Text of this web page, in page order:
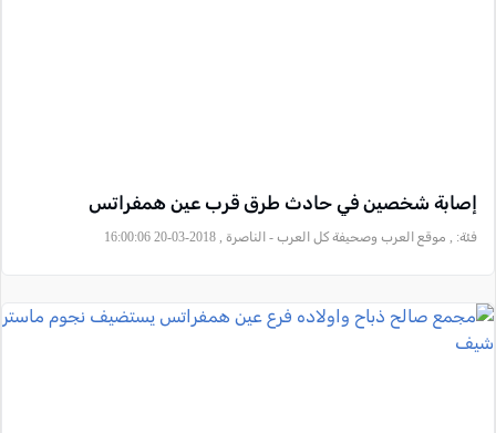
إصابة شخصين في حادث طرق قرب عين همفراتس
فئة: , موقع العرب وصحيفة كل العرب - الناصرة , 2018-03-20 16:00:06